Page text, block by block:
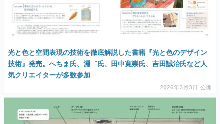
光と色と空間表現の技術を徹底解説した書籍『光と色のデザイン
技術』発売。へちま氏、淵゛氏、田中寛崇氏、吉田誠治氏など人
気クリエイターが多数参加
2026年3月3日 公開